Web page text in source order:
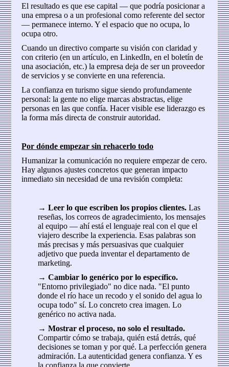
El resultado es que ese capital — que podría posicionar a
una empresa o a un profesional como referente del sector
— permanece interno. Y el espacio que no ocupa, lo
ocupa otro.
Cuando un directivo comparte su visión con claridad y
con criterio (en un artículo, en LinkedIn, en el boletín de
una asociación, etc.) la empresa deja de ser un proveedor
de servicios y se convierte en una referencia.
La confianza en turismo sigue siendo profundamente
personal: la gente no elige marcas abstractas, elige
personas en las que confía. Hacer visible ese liderazgo es
la forma más directa de construir autoridad.
Por dónde empezar sin rehacerlo todo
Humanizar la comunicación no requiere empezar de cero.
Hay algunos ajustes concretos que generan impacto
inmediato sin necesidad de una revisión completa:
→Leer lo que escriben los propios clientes.Las
reseñas, los correos de agradecimiento, los mensajes
al equipo — ahí está el lenguaje real con el que el
viajero describe la experiencia. Esas palabras son
más precisas y más persuasivas que cualquier
adjetivo que pueda inventar el departamento de
marketing.
→Cambiar lo genérico por lo específico.
"Entorno privilegiado" no dice nada. "El punto
donde el río hace un recodo y el sonido del agua lo
ocupa todo" sí. Lo concreto crea imagen. Lo
genérico no activa nada.
→Mostrar el proceso, no solo el resultado.
Compartir cómo se trabaja, quién está detrás, qué
decisiones se toman y por qué. La perfección genera
admiración. La autenticidad genera confianza. Y es